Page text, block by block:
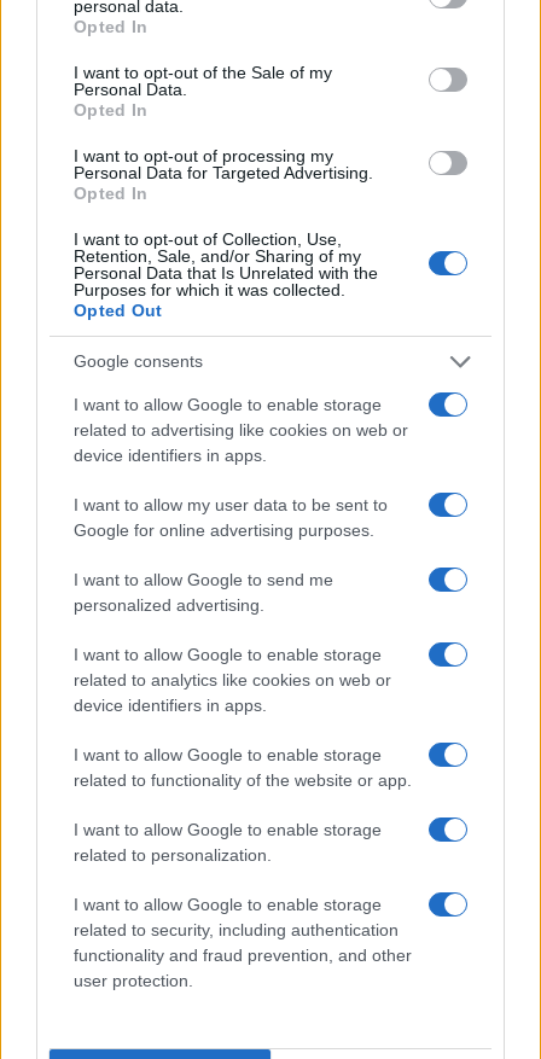
grant or deny consent to Google and its third-party tags to
use your data for below specified purposes in below Google
consent section.
personal data.
Opted In
I want to opt-out of the Sale of my
Personal Data.
Opted In
I want to opt-out of processing my
Personal Data for Targeted Advertising.
Opted In
I want to opt-out of Collection, Use,
Retention, Sale, and/or Sharing of my
Personal Data that Is Unrelated with the
Purposes for which it was collected.
Opted Out
Google consents
I want to allow Google to enable storage
related to advertising like cookies on web or
device identifiers in apps.
I want to allow my user data to be sent to
Google for online advertising purposes.
I want to allow Google to send me
personalized advertising.
I want to allow Google to enable storage
related to analytics like cookies on web or
device identifiers in apps.
I want to allow Google to enable storage
related to functionality of the website or app.
I want to allow Google to enable storage
related to personalization.
I want to allow Google to enable storage
related to security, including authentication
functionality and fraud prevention, and other
user protection.
AUTOR
Francesca Pellegrini
Francesca Pellegrini obtuvo documentos
sobre la rehabilitación de un barrio romano
expedientes, defendiendo una línea editorial
orientada al impacto social. Periodista
generalista, guarda en un cajón anotaciones
Sigue leyendo
CONSEJOS DE COCINA